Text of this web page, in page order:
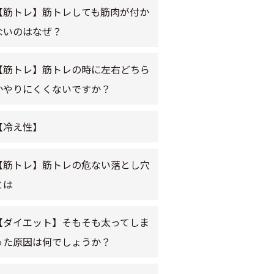
筋トレ】筋トレしても筋肉が付か
いのはなぜ？
筋トレ】筋トレの時に左右どちら
やりにくくないですか？
え性】
筋トレ】筋トレの危ない落とし穴
は
ダイエット】そもそも太ってしま
た原因は何でしょうか？